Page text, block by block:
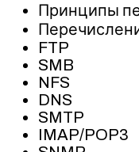
Принципы
FTP
SMB
NFS
DNS
SMTP
IMAP/POP3